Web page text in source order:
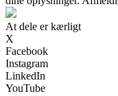
At dele er kærligt
X
Facebook
Instagram
LinkedIn
YouTube